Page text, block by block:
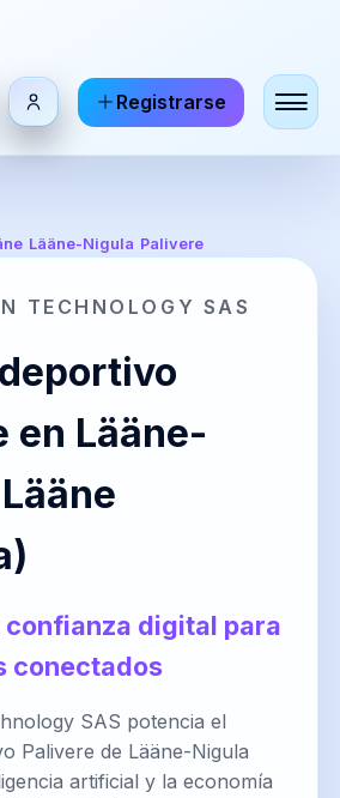
English
FR
Français
DE
JA
NL
Registrarse
/ Lääne-Nigula Palivere
TECHNOLOGY SAS
en Lääne-
confianza digital para
conectados
SAS potencia el
Palivere de Lääne-Nigula
artificial y la economía